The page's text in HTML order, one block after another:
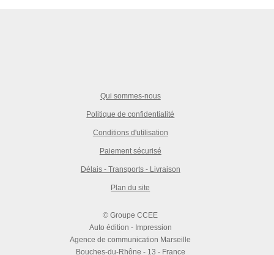
Qui sommes-nous
Politique de confidentialité
Conditions d'utilisation
Paiement sécurisé
Délais - Transports - Livraison
Plan du site
© Groupe CCEE
Auto édition - Impression
Agence de communication Marseille
Bouches-du-Rhône - 13 - France